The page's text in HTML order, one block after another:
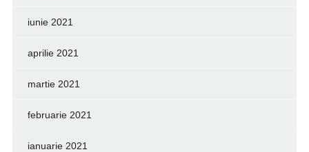
iunie 2021
aprilie 2021
martie 2021
februarie 2021
ianuarie 2021